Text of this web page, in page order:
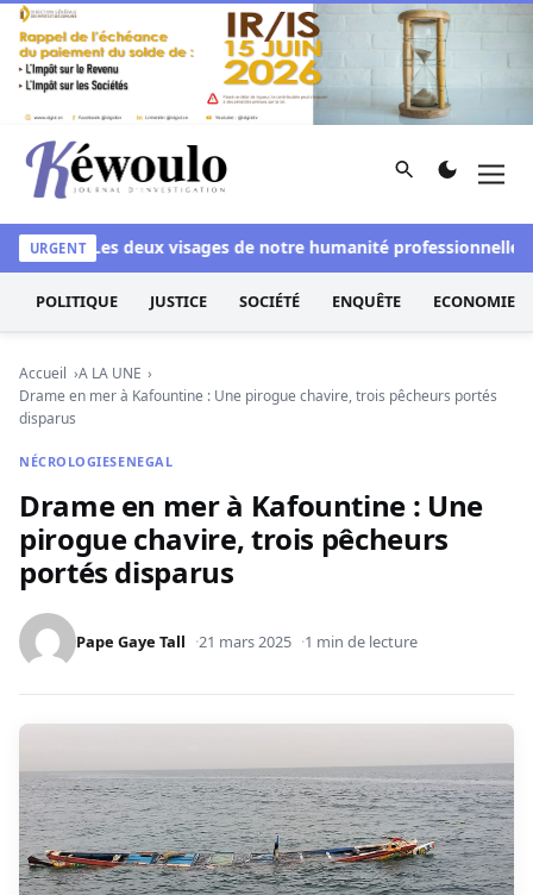
Aller au contenu
Kéwoulo, le premier site d'information et d'investigation
Rechercher
URGENTLes deux visages de notre humanité professionnelle :
POLITIQUE JUSTICE SOCIÉTÉ ENQUÊTE ECONOMIE
Accueil
A LA UNE
Drame en mer à Kafountine : Une pirogue chavire, trois pêcheurs portés
disparus
NÉCROLOGIESENEGAL
Drame en mer à Kafountine : Une
pirogue chavire, trois pêcheurs
portés disparus
Pape Gaye Tall 21 mars 2025 1 min de lecture